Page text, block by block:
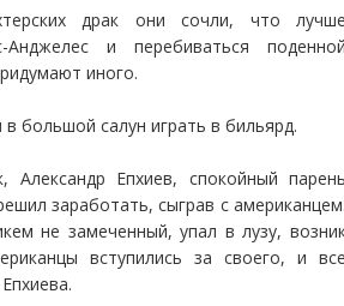
драк они сочли, что
и перебиваться
иного.
большой салун играть в бильярд.
Александр Епхиев, спокойный
заработать, сыграв с
не замеченный, упал в лузу,
вступились за своего, и